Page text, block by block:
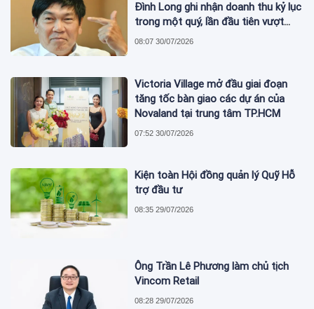
Đình Long ghi nhận doanh thu kỷ lục
trong một quý, lần đầu tiên vượt
mức 2 tỷ USD
08:07 30/07/2026
Victoria Village mở đầu giai đoạn
tăng tốc bàn giao các dự án của
Novaland tại trung tâm TP.HCM
07:52 30/07/2026
Kiện toàn Hội đồng quản lý Quỹ Hỗ
trợ đầu tư
08:35 29/07/2026
Ông Trần Lê Phương làm chủ tịch
Vincom Retail
08:28 29/07/2026